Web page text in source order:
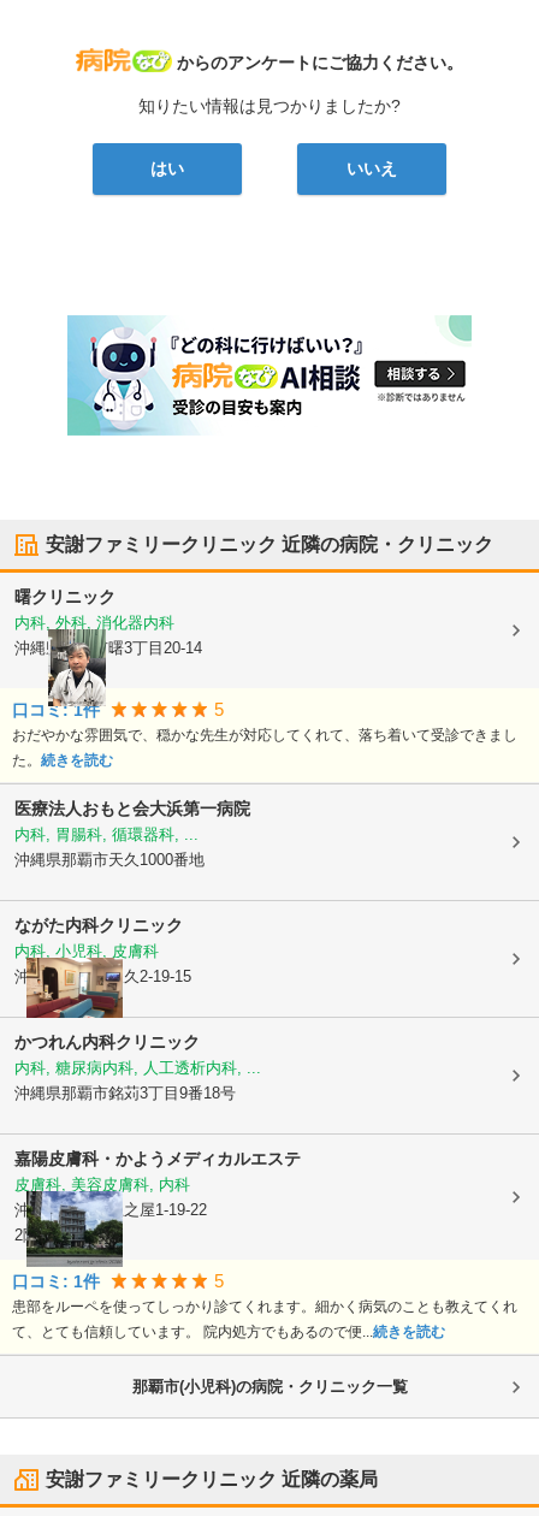
病院なび
からのアンケートにご協力ください。
知りたい情報は見つかりましたか?
はい いいえ
安謝ファミリークリニック 近隣の病院・クリニック
曙クリニック
内科, 外科, 消化器内科
沖縄県那覇市曙3丁目20-14
口コミ:1件 5
おだやかな雰囲気で、穏かな先生が対応してくれて、落ち着いて受診できまし
た。 続きを読む
医療法人おもと会大浜第一病院
内科, 胃腸科, 循環器科, ...
沖縄県那覇市天久1000番地
ながた内科クリニック
内科, 小児科, 皮膚科
沖縄県那覇市天久2-19-15
かつれん内科クリニック
内科, 糖尿病内科, 人工透析内科, ...
沖縄県那覇市銘苅3丁目9番18号
嘉陽皮膚科・かようメディカルエステ
皮膚科, 美容皮膚科, 内科
沖縄県那覇市 上之屋1-19-22
2階・3階
口コミ: 1件 5
患部をルーペを使ってしっかり診てくれます。細かく病気のことも教えてくれ
て、とても信頼しています。 院内処方でもあるので便... 続きを読む
那覇市(小児科)の病院・クリニック一覧
安謝ファミリークリニック 近隣の薬局